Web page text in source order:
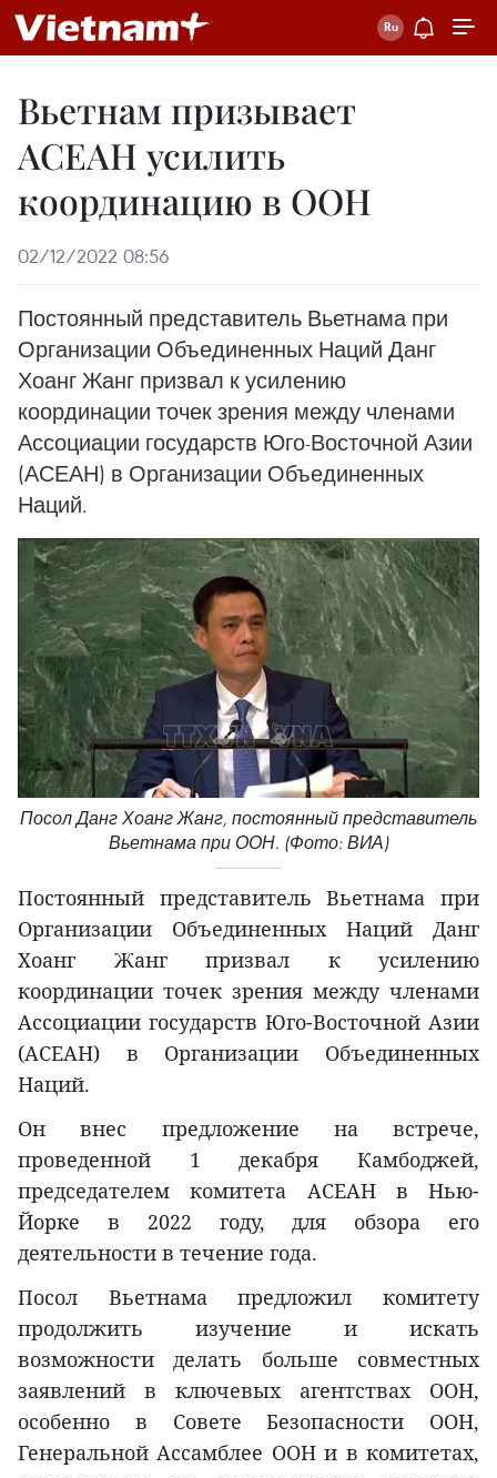
Вьетнам призывает
АСЕАН усилить
координацию в ООН
02/12/2022 08:56
Постоянный представитель Вьетнама при
Организации Объединенных Наций Данг
Хоанг Жанг призвал к усилению
координации точек зрения между членами
Ассоциации государств Юго-Восточной Азии
(АСЕАН) в Организации Объединенных
Наций.
Посол Данг Хоанг Жанг, постоянный представитель
Вьетнама при ООН. (Фото: ВИА)
Постоянный представитель Вьетнама при
Организации Объединенных Наций Данг
Хоанг Жанг призвал к усилению
координации точек зрения между членами
Ассоциации государств Юго-Восточной Азии
(АСЕАН) в Организации Объединенных
Наций.
Он внес предложение на встрече,
проведенной 1 декабря Камбоджей,
председателем комитета АСЕАН в Нью-
Йорке в 2022 году, для обзора его
деятельности в течение года.
Посол Вьетнама предложил комитету
продолжить изучение и искать
возможности делать больше совместных
заявлений в ключевых агентствах ООН,
особенно в Совете Безопасности ООН,
Генеральной Ассамблее ООН и в комитетах,